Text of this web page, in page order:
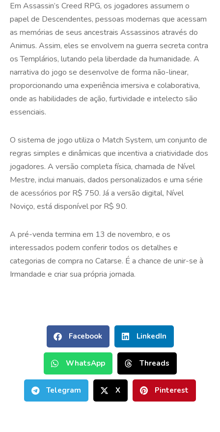
Em Assassin’s Creed RPG, os jogadores assumem o
papel de Descendentes, pessoas modernas que acessam
as memórias de seus ancestrais Assassinos através do
Animus. Assim, eles se envolvem na guerra secreta contra
os Templários, lutando pela liberdade da humanidade. A
narrativa do jogo se desenvolve de forma não-linear,
proporcionando uma experiência imersiva e colaborativa,
onde as habilidades de ação, furtividade e intelecto são
essenciais.
O sistema de jogo utiliza o Match System, um conjunto de
regras simples e dinâmicas que incentiva a criatividade dos
jogadores. A versão completa física, chamada de Nível
Mestre, inclui manuais, dados personalizados e uma série
de acessórios por R$ 750. Já a versão digital, Nível
Noviço, está disponível por R$ 90.
A pré-venda termina em 13 de novembro, e os
interessados podem conferir todos os detalhes e
categorias de compra no Catarse. É a chance de unir-se à
Irmandade e criar sua própria jornada.
Facebook LinkedIn
WhatsApp Threads
Telegram X Pinterest